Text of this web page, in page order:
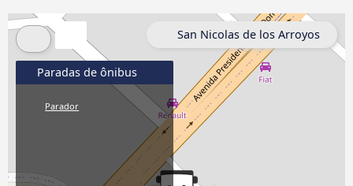
Paradas de ônibus
Parador
San Nicolas de los Arroyos